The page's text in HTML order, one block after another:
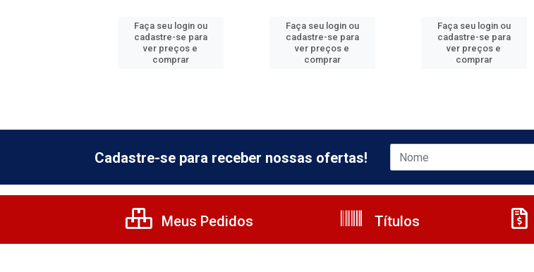
Faça seu login ou
cadastre-se para
ver preços e
comprar
Faça seu login ou
cadastre-se para
ver preços e
comprar
Faça seu login ou
cadastre-se para
ver preços e
comprar
Cadastre-se para receber nossas ofertas!
Meus Pedidos Títulos